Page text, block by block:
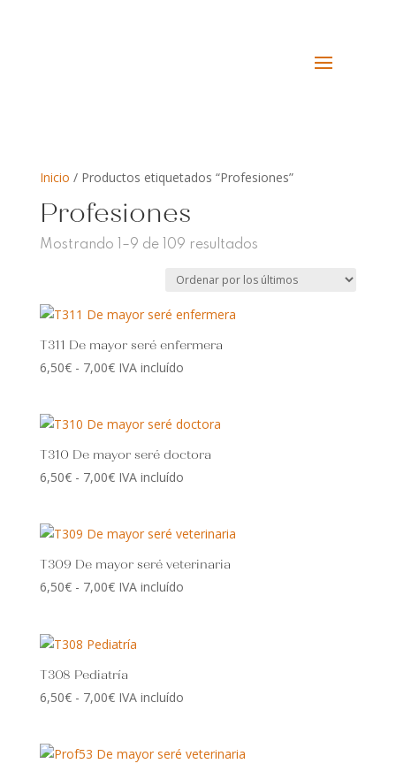
Inicio / Productos etiquetados “Profesiones”
Profesiones
Mostrando 1–9 de 109 resultadosOrdenado
los
T311 De mayor seré enfermera
6,50€ - 7,00€Rango
desde
IVA incluído
T310 De mayor seré doctora
6,50€ - 7,00€Rango
desde
IVA incluído
T309 De mayor seré veterinaria
6,50€ - 7,00€Rango
desde
6,50€
IVA incluído
T308 Pediatría
6,50€ - 7,00€Rango
desde
IVA incluído